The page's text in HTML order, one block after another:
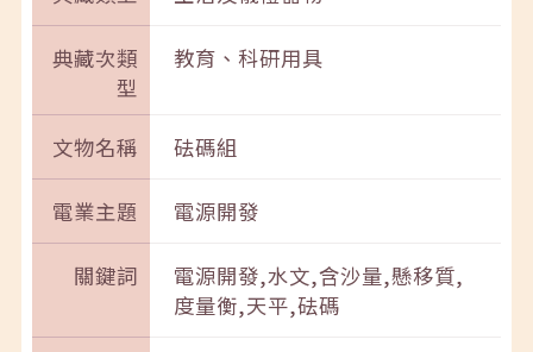
典藏次類
型
教育、科研用具
文物名稱 砝碼組
電業主題 電源開發
關鍵詞
電源開發,水文,含沙量,懸移質,
度量衡,天平,砝碼